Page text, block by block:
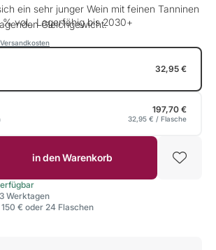
ein sehr junger Wein mit feinen Tanninen
Gleichgewicht.
% vol., Lagerfähig bis 2030+
Versandkosten
32,95 €
197,70 €
32,95 € / Flasche
in den Warenkorb
Werktagen
€ oder 24 Flaschen